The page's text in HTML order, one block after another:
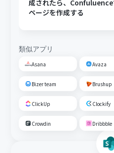
成されたら、Confuluence
ページを作成する
類似アプリ
Asana Avaza
Bizer team Brushup
ClickUp Clockify
Crowdin Dribbble